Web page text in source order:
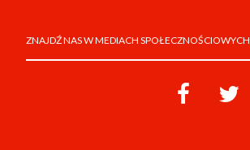
ZNAJDŹ NAS W MEDIACH SPOŁECZNOŚCIOWYCH